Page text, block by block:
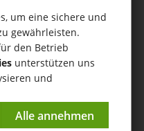
für
um eine sichere und
gewährleisten.
den Betrieb
unterstützen uns
und